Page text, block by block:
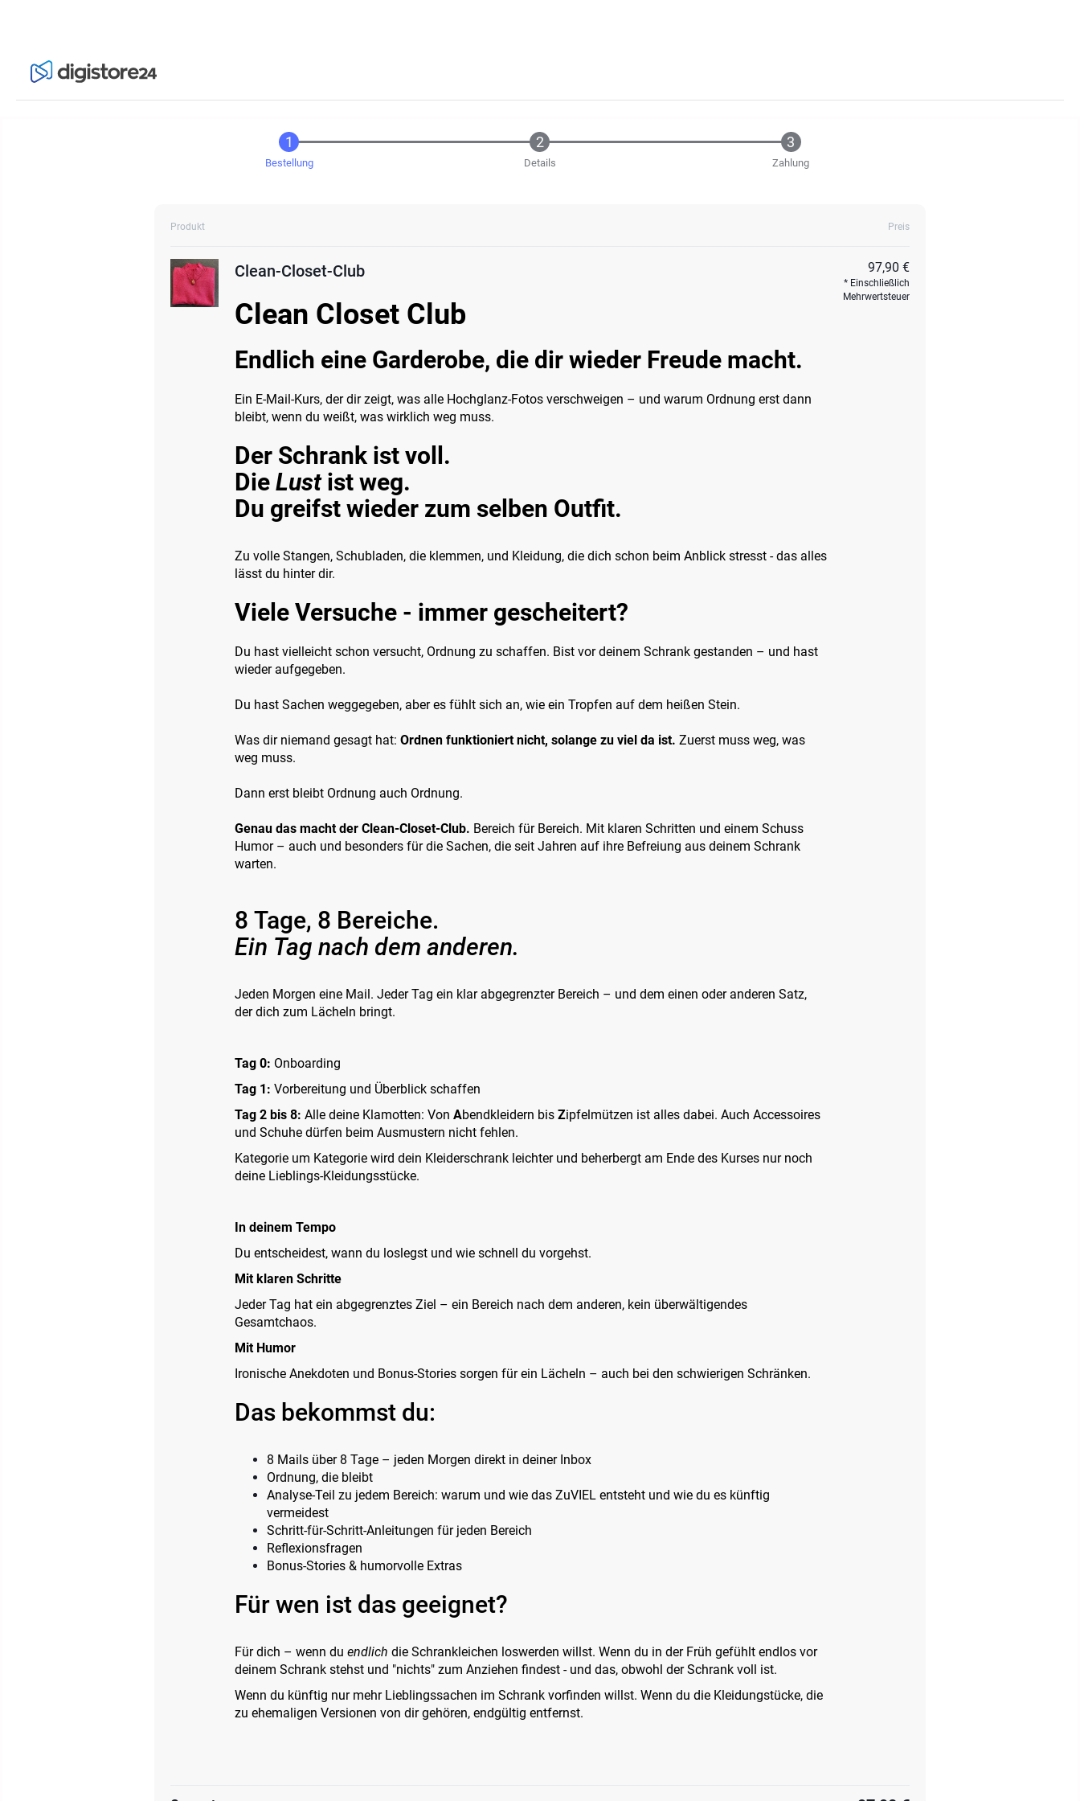
Bestellung Details Zahlung
Produkt Preis
Clean-Closet-Club
Clean Closet Club
Endlich eine Garderobe, die dir wieder Freude macht.
Ein E-Mail-Kurs, der dir zeigt, was alle Hochglanz-Fotos verschweigen – und warum Ordnung erst dann
bleibt, wenn du weißt, was wirklich weg muss.
Der Schrank ist voll.
Die Lustist weg.
Du greifst wieder zum selben Outfit.
Zu volle Stangen, Schubladen, die klemmen, und Kleidung, die dich schon beim Anblick stresst - das alles
lässt du hinter dir.
Viele Versuche - immer gescheitert?
Du hast vielleicht schon versucht, Ordnung zu schaffen. Bist vor deinem Schrank gestanden – und hast
wieder aufgegeben.
Du hast Sachen weggegeben, aber es fühlt sich an, wie ein Tropfen auf dem heißen Stein.
Was dir niemand gesagt hat: Ordnen funktioniert nicht, solange zu viel da ist. Zuerst muss weg, was
weg muss.
Dann erst bleibt Ordnung auch Ordnung.
Genau das macht der Clean-Closet-Club. Bereich für Bereich. Mit klaren Schritten und einem Schuss
Humor – auch und besonders für die Sachen, die seit Jahren auf ihre Befreiung aus deinem Schrank
warten.
8 Tage, 8 Bereiche.
Ein Tag nach dem anderen.
Jeden Morgen eine Mail. Jeder Tag ein klar abgegrenzter Bereich – und dem einen oder anderen Satz,
der dich zum Lächeln bringt.
Tag 0: Onboarding
Tag 1: Vorbereitung und Überblick schaffen
Tag 2 bis 8: Alle deine Klamotten: Von Abendkleidern bis Zipfelmützen ist alles dabei. Auch Accessoires
und Schuhe dürfen beim Ausmustern nicht fehlen.
Kategorie um Kategorie wird dein Kleiderschrank leichter und beherbergt am Ende des Kurses nur noch
deine Lieblings-Kleidungsstücke.
In deinem Tempo
Du entscheidest, wann du loslegst und wie schnell du vorgehst.
Mit klaren Schritte
Jeder Tag hat ein abgegrenztes Ziel – ein Bereich nach dem anderen, kein überwältigendes
Gesamtchaos.
Mit Humor
Ironische Anekdoten und Bonus-Stories sorgen für ein Lächeln – auch bei den schwierigen Schränken.
Das bekommst du:
8 Mails über 8 Tage – jeden Morgen direkt in deiner Inbox
Ordnung, die bleibt
Analyse-Teil zu jedem Bereich: warum und wie das ZuVIEL entsteht und wie du es künftig
vermeidest
Schritt-für-Schritt-Anleitungen für jeden Bereich
Reflexionsfragen
Bonus-Stories & humorvolle Extras
Für wen ist das geeignet?
Für dich – wenn du endlich die Schrankleichen loswerden willst. Wenn du in der Früh gefühlt endlos vor
deinem Schrank stehst und "nichts" zum Anziehen findest - und das, obwohl der Schrank voll ist.
Wenn du künftig nur mehr Lieblingssachen im Schrank vorfinden willst. Wenn du die Kleidungstücke, die
zu ehemaligen Versionen von dir gehören, endgültig entfernst.
97,90 €
Einschließlich
Mehrwertsteuer